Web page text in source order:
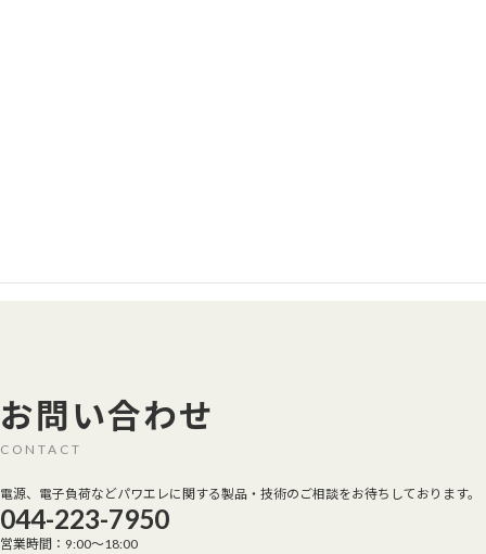
お問い合わせ
CONTACT
電源、電子負荷などパワエレに関する製品・技術のご相談をお待ちしております。
044-223-7950
営業時間：9:00～18:00